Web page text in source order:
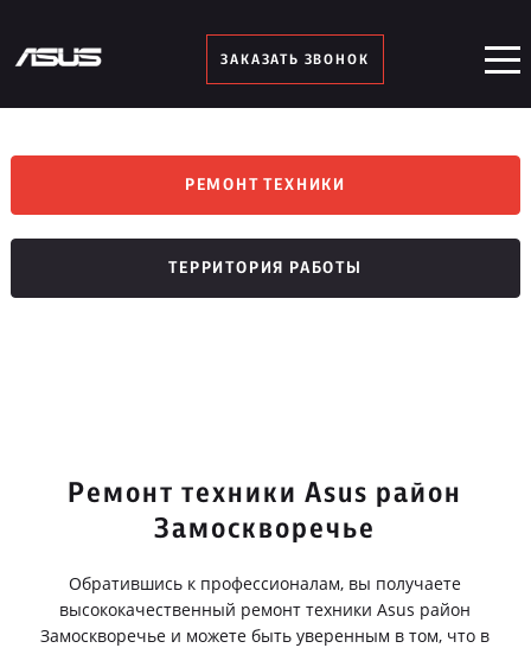
ЗАКАЗАТЬ ЗВОНОК
РЕМОНТ ТЕХНИКИ
ТЕРРИТОРИЯ РАБОТЫ
Ремонт техники Asus район
Замоскворечье
Обратившись к профессионалам, вы получаете
высококачественный ремонт техники Asus район
Замоскворечье и можете быть уверенным в том, что в